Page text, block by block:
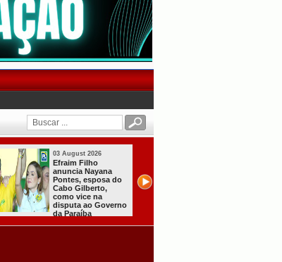
03 August 2026
Efraim Filho
anuncia Nayana
Pontes, esposa do
Cabo Gilberto,
como vice na
disputa ao Governo
da Paraíba